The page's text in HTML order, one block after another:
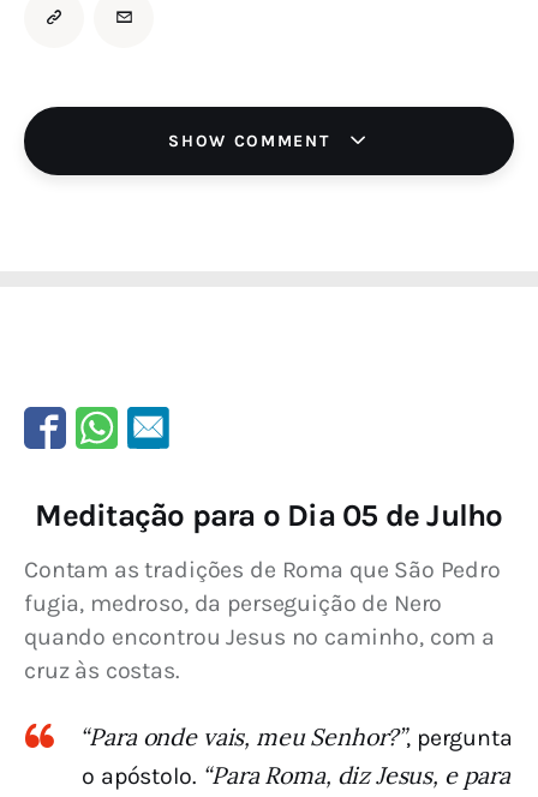
SHOW COMMENT
Meditação para o Dia 05 de Julho
Contam as tradições de Roma que São Pedro
fugia, medroso, da perseguição de Nero
quando encontrou Jesus no caminho, com a
cruz às costas.
“Para onde vais, meu Senhor?”, pergunta
o apóstolo. “Para Roma, diz Jesus, e para